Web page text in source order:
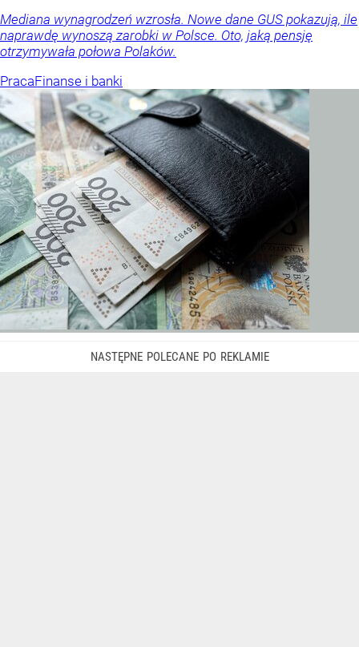
Mediana wynagrodzeń wzrosła. Nowe dane GUS pokazują, ile
naprawdę wynoszą zarobki w Polsce. Oto, jaką pensję
otrzymywała połowa Polaków.
PracaFinanse i banki